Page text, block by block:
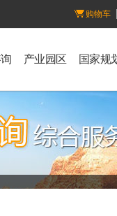
购物车
产业园区 国家规